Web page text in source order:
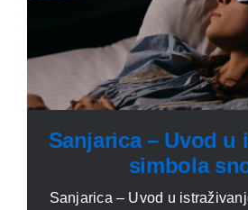
Sanjarica – Uvod u
simbola
Sanjarica – Uvod u